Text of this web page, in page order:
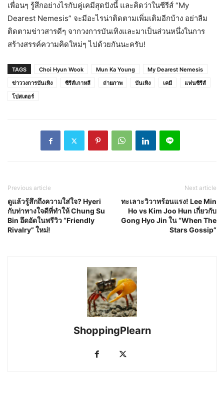
เพื่อนๆ รู้สึกอย่างไรกับคู่เคมีสุดปังนี้ และคิดว่าในซีรีส์ “My
Dearest Nemesis” จะมีอะไรน่าติดตามเพิ่มเติมอีกบ้าง อย่าลืม
ติดตามข่าวสารดีๆ จากวงการบันเทิงและมาเป็นส่วนหนึ่งในการ
สร้างสรรค์ความคิดใหม่ๆ ไปด้วยกันนะครับ!
TAGS Choi Hyun Wook Mun Ka Young
My Dearest Nemesis
ข่าววงการบันเทิง
ซีรีส์เกาหลี ถ่ายภาพ บันเทิง เคมี
แฟนซีรีส์
โปสเตอร์
Previous article
ดูแล้วรู้สึกถึงความใส่ใจ? Hyeri
กับท่าทางใจดีที่ทำให้ Chung Su
Bin อึดอัดในพรีวิว “Friendly
Rivalry” ใหม่!
Next article
ทะเลาะวิวาทร้อนแรง! Lee Min
Ho vs Kim Joo Hun เกี่ยวกับ
Gong Hyo Jin ใน “When The
Stars Gossip”
ShoppingPlearn